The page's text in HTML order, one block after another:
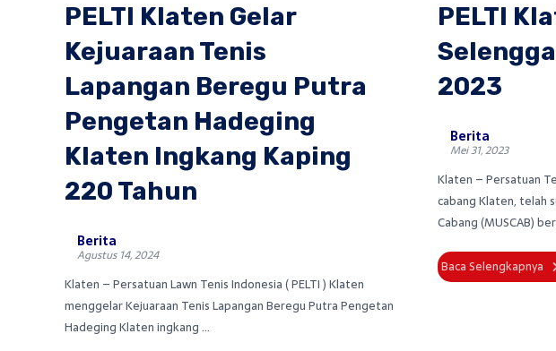
PELTI Klaten Gelar
Kejuaraan Tenis
Lapangan Beregu Putra
Pengetan Hadeging
Klaten Ingkang Kaping
220 Tahun
Berita
Agustus 14, 2024
Klaten – Persatuan Lawn Tenis Indonesia ( PELTI ) Klaten
menggelar Kejuaraan Tenis Lapangan Beregu Putra Pengetan
Hadeging Klaten ingkang ...
PELTI
2023
Berita
Mei 31, 2023
Klaten – Persatuan
cabang Klaten, telah
Cabang (MUSCAB)
Baca Selengkapnya